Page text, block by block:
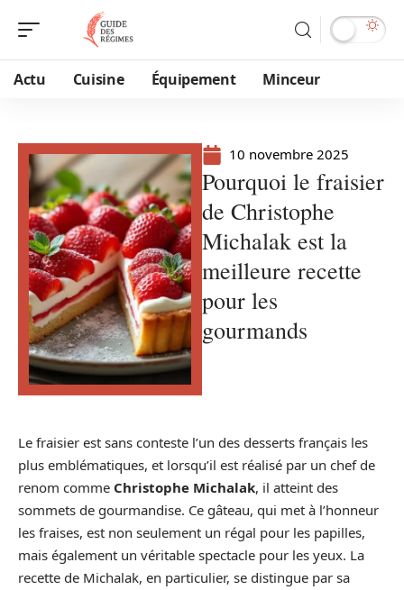
Actu Cuisine Équipement Minceur
10 novembre 2025
Pourquoi le fraisier
de Christophe
Michalak est la
meilleure recette
pour les
gourmands
Le fraisier est sans conteste l’un des desserts français les
plus emblématiques, et lorsqu’il est réalisé par un chef de
renom comme Christophe Michalak, il atteint des
sommets de gourmandise. Ce gâteau, qui met à l’honneur
les fraises, est non seulement un régal pour les papilles,
mais également un véritable spectacle pour les yeux. La
recette de Michalak, en particulier, se distingue par sa